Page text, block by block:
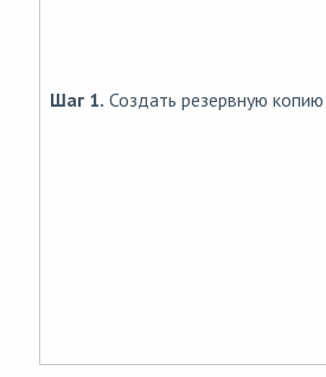
Шаг 1. Создать резервную копию